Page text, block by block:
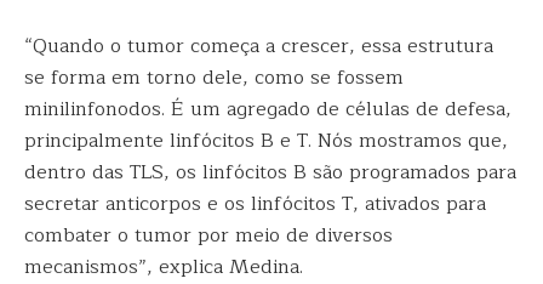
“Quando o tumor começa a crescer, essa estrutura
se forma em torno dele, como se fossem
minilinfonodos. É um agregado de células de defesa,
principalmente linfócitos B e T. Nós mostramos que,
dentro das TLS, os linfócitos B são programados para
secretar anticorpos e os linfócitos T, ativados para
combater o tumor por meio de diversos
mecanismos”, explica Medina.